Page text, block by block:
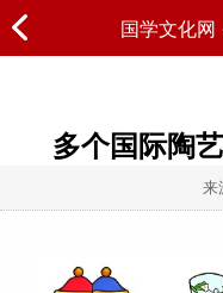
国学文化网
多个国际陶
来